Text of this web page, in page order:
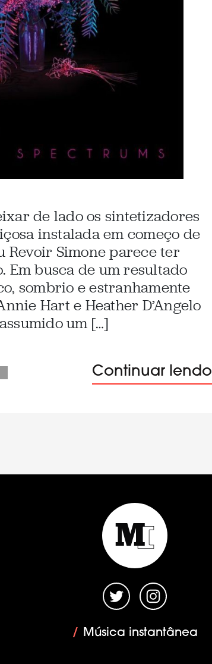
de lado os sintetizadores
instalada em começo de
Revoir Simone parece ter
Em busca de um resultado
sombrio e estranhamente
Hart e Heather D’Angelo
um […]
Continuar lendo
/ Música instantânea